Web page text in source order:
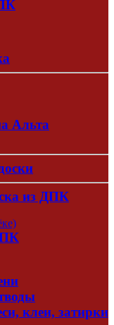
Альта
из ДПК
клеи, затирки